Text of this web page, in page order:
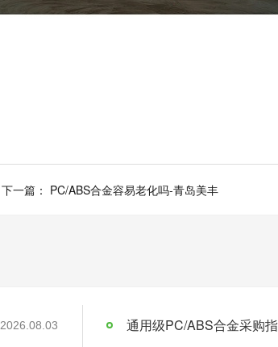
下一篇： PC/ABS合金容易老化吗-青岛美丰
2026.08.03 通用级PC/ABS合金采购